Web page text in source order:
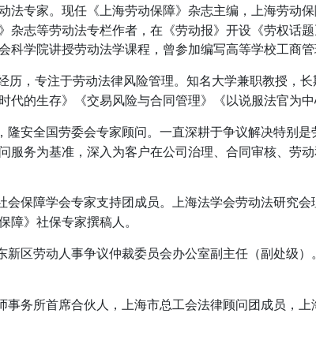
法专家。现任《上海劳动保障》杂志主编，上海劳动
杂志等劳动法专栏作者，在《劳动报》开设《劳权
科学院讲授劳动法学课程，曾参加编写高等学校工商
历，专注于劳动法律风险管理。知名大学兼职教授，
代的生存》《交易风险与合同管理》《以说服法官为中
隆安全国劳委会专家顾问。一直深耕于争议解决特别
服务为基准，深入为客户在公司治理、合同审核、劳
会保障学会专家支持团成员。上海法学会劳动法研究
》社保专家撰稿人。
新区劳动人事争议仲裁委员会办公室副主任（副处级
事务所首席合伙人，上海市总工会法律顾问团成员，